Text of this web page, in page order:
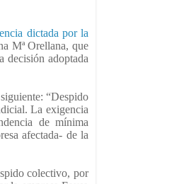
dictada por la
Mª Orellana, que
decisión adoptada
“Despido
La exigencia
de mínima
afectada- de la
colectivo, por